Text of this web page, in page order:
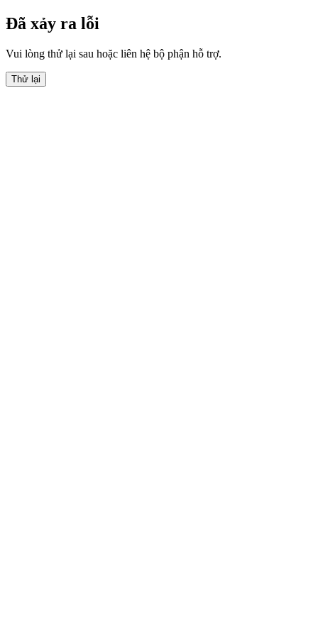
Đã xảy ra lỗi
Vui lòng thử lại sau hoặc liên hệ bộ phận hỗ trợ.
Thử lại